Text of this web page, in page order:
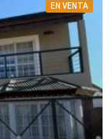
EN VENTA